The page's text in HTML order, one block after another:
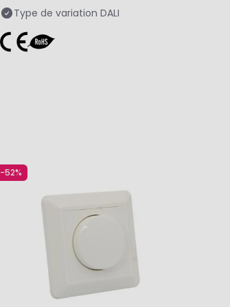
Type de variation DALI
-52%